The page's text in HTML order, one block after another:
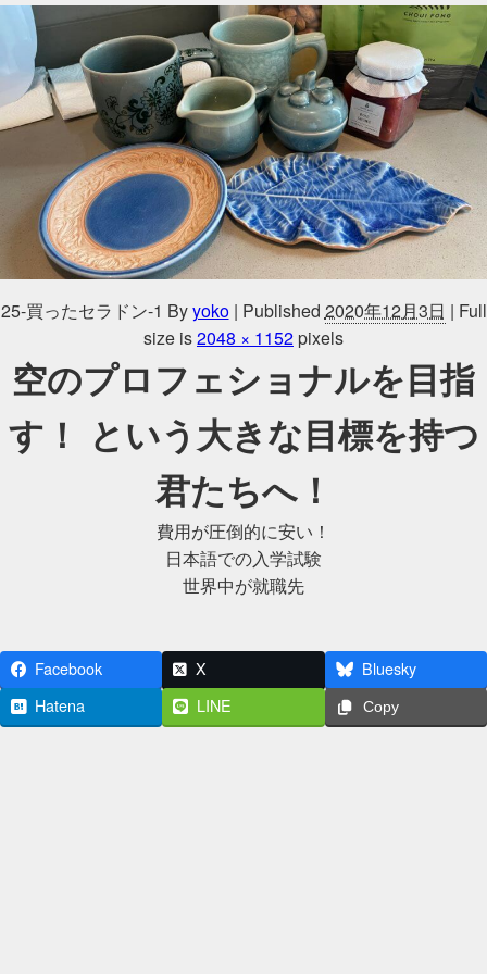
25-買ったセラドン-1 Byyoko | Published 2020年12月3日 | Full
size is2048 × 1152 pixels
空のプロフェショナルを目指
す！ という大きな目標を持つ
君たちへ！
費用が圧倒的に安い！
日本語での入学試験
世界中が就職先
Facebook X
Bluesky
Hatena
LINE Copy